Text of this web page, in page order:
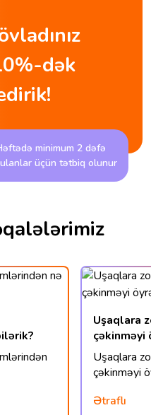
dək
minimum 2 dəfə
üçün tətbiq olunur
Uşaqlara
çəkinməyi
Uşaqlara
çəkinməyi
Ətraflı